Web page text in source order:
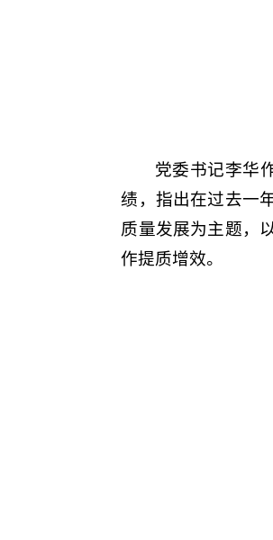
党委书记李华
绩，指出在过去一
质量发展为主题，
作提质增效。